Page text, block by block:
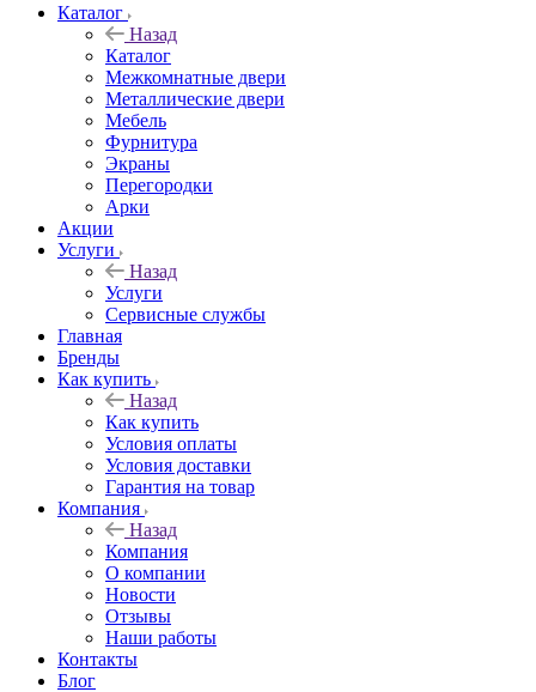
Каталог
Назад
Каталог
Межкомнатные двери
Металлические двери
Мебель
Фурнитура
Экраны
Перегородки
Арки
Акции
Услуги
Назад
Услуги
Сервисные службы
Главная
Бренды
Как купить
Назад
Как купить
Условия оплаты
Условия доставки
Гарантия на товар
Компания
Назад
Компания
О компании
Новости
Отзывы
Наши работы
Контакты
Блог